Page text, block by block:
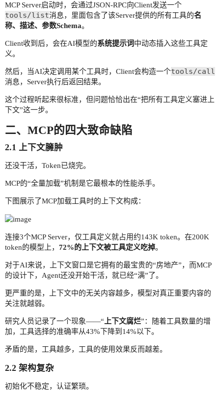
MCP Server启动时，会通过JSON-RPC向Client发送一个
tools/list消息，里面包含了该Server提供的所有工具的名
称、描述、参数Schema。
Client收到后，会在AI模型的系统提示词中动态插入这些工具定
义。
然后，当AI决定调用某个工具时，Client会构造一个tools/call
消息，Server执行后返回结果。
这个过程听起来很标准，但问题恰恰出在“把所有工具定义塞进上
下文”这一步。
二、MCP的四大致命缺陷
2.1 上下文臃肿
还没干活，Token已烧完。
MCP的“全量加载”机制是它最根本的性能杀手。
下图展示了MCP加载工具时的上下文构成：
连接3个MCP Server，仅工具定义就占用约143K token。在200K
token的模型上， 72%的上下文被工具定义吃掉。
对于AI来说，上下文窗口是它拥有的最宝贵的“房地产”，而MCP
的设计下，Agent还没开始干活，就已经“满”了。
更严重的是，上下文中的无关内容越多，模型对真正重要内容的
关注就越弱。
研究人员记录了一个现象——“ 上下文腐烂”：随着工具数量的增
加，工具选择的准确率从43%下降到14%以下。
矛盾的是，工具越多，工具的使用效果反而越差。
2.2 架构复杂
初始化不稳定，认证繁琐。